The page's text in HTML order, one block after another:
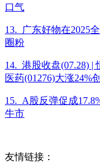
口气
13. 广东好物在2025
圈粉
14. 港股收盘(07.28) |
医药(01276)大涨24%
15. A股反弹促成
牛市
友情链接：